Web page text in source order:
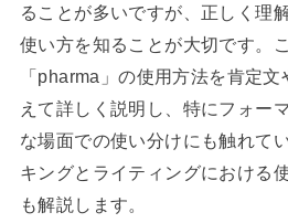
ることが多いですが、正しく理
使い方を知ることが大切です。
「pharma」の使用方法を肯定
えて詳しく説明し、特にフォー
な場面での使い分けにも触れて
キングとライティングにおける
も解説します。